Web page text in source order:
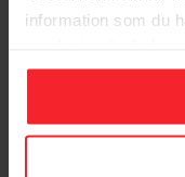
information som du